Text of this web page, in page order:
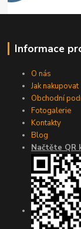
Informace
O nás
Jak nakupovat
Obchodní
Fotogalerie
Kontakty
Blog
Načtěte QR